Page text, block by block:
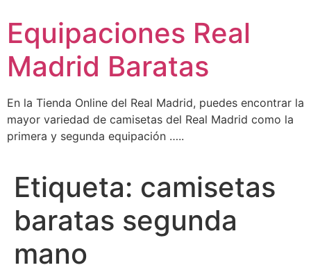
contenido
Equipaciones Real
Madrid Baratas
En la Tienda Online del Real Madrid, puedes encontrar la
mayor variedad de camisetas del Real Madrid como la
primera y segunda equipación …..
Etiqueta: camisetas
baratas segunda
mano